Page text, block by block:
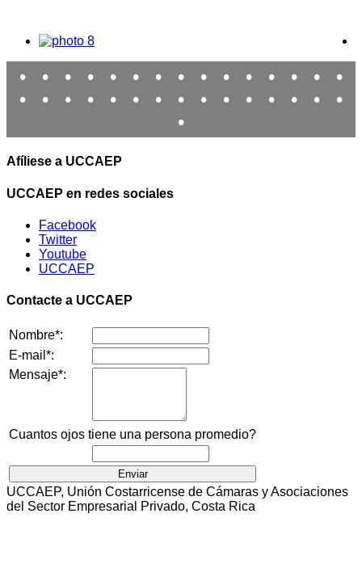
• • • • • • • • • • • • • •
•
•
• • • • • • • • • • • • •
•
•
Afíliese a UCCAEP
UCCAEP en redes sociales
Facebook
Twitter
Youtube
UCCAEP
Contacte a UCCAEP
Nombre*:
E-mail*:
Mensaje*:
Cuantos ojos tiene una persona promedio?
UCCAEP, Unión Costarricense de Cámaras y Asociaciones
del Sector Empresarial Privado, Costa Rica